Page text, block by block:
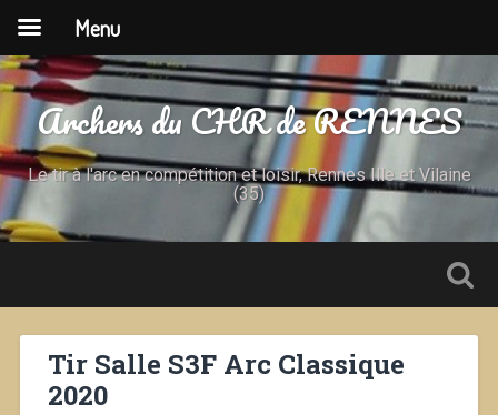
Archers du CHR de RENNES
Le tir à l'arc en compétition et loisir, Rennes Ille et Vilaine
(35)
Tir Salle S3F Arc Classique
2020
Menu